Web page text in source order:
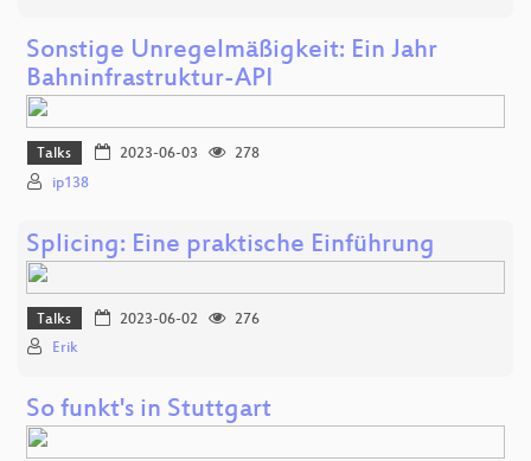
Sonstige Unregelmäßigkeit: Ein Jahr
Bahninfrastruktur-API
Talks 2023-06-03
278
ip138
Splicing: Eine praktische Einführung
Talks 2023-06-02
276
Erik
So funkt's in Stuttgart